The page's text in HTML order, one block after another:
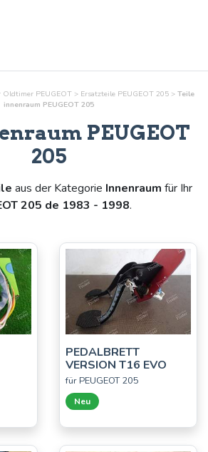
Oldtimer PEUGEOT > Ersatzteile PEUGEOT 205 > Teile
innenraum PEUGEOT 205
PEUGEOT
205
aus der Kategorie Innenraum für Ihr
205 de 1983 - 1998.
PEDALBRETT
VERSION T16 EVO
für PEUGEOT 205
Neu